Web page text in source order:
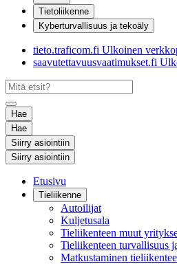
Tietoliikenne
Kyberturvallisuus ja tekoäly
tieto.traficom.fi Ulkoinen
saavutettavuusvaatimukset.fi
Hae
Hae
Siirry asiointiin
Siirry asiointiin
Etusivu
Tieliikenne
Autoilijat
Kuljetusala
Tieliikenteen muut
Tieliikenteen turvallisuus
Matkustaminen